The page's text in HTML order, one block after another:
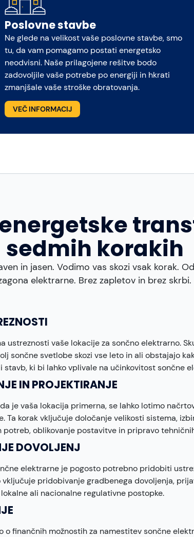
Poslovne stavbe
Ne glede na velikost vaše poslovne stavbe, smo
tu, da vam pomagamo postati energetsko
neodvisni. Naše prilagojene rešitve bodo
zadovoljile vaše potrebe po energiji in hkrati
zmanjšale vaše stroške obratovanja.
VEČ INFORMACIJ
sedmih korakih
in jasen. Vodimo vas skozi vsak korak.
elektrarne. Brez zapletov in brez skrbi.
ustreznosti vaše lokacije za sončno elektrarno.
sončne svetlobe skozi vse leto in ali obstajajo
stavb, ki bi lahko vplivale na učinkovitost sončne
IN PROJEKTIRANJE
je vaša lokacija primerna, se lahko lotimo
Ta korak vključuje določanje velikosti sistema,
potreb, oblikovanje postavitve in pripravo
DOVOLJENJ
elektrarne je pogosto potrebno pridobiti
vključuje pridobivanje gradbenega dovoljenja,
ali nacionalne regulativne postopke.
o finančnih možnostih za namestitev sončne